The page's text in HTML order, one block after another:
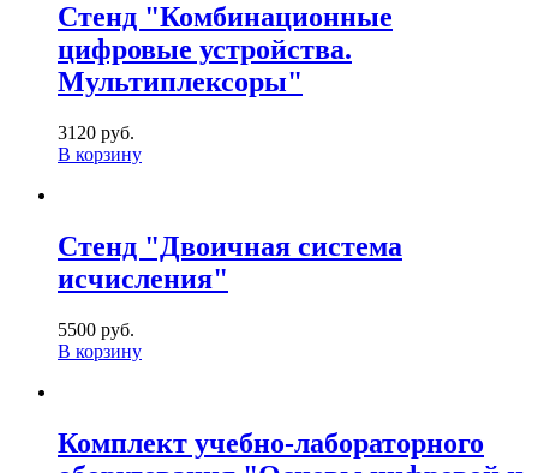
Стенд "Комбинационные
цифровые устройства.
Мультиплексоры"
3120 руб.
В корзину
Стенд "Двоичная система
исчисления"
5500 руб.
В корзину
Комплект учебно-лабораторного